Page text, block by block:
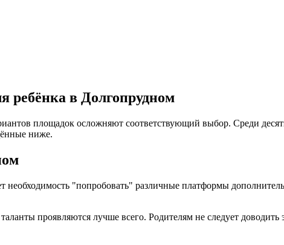
ребёнка в Долгопрудном
площадок осложняют соответствующий выбор. Среди
ниже.
"попробовать" различные платформы
проявляются лучше всего. Родителям не следует доводить